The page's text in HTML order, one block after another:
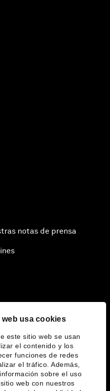
web usa cookies
este sitio web se usan
el contenido y los
funciones de redes
el tráfico. Además,
sobre el uso
web con nuestros
notas de prensa